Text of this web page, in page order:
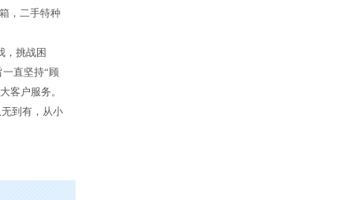
，二手特种
，挑战困
直坚持“顾
客户服务。
到有，从小